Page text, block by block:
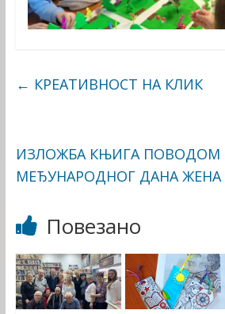
← КРЕАТИВНОСТ НА КЛИК
ИЗЛОЖБА КЊИГА ПОВОДОМ
МЕЂУНАРОДНОГ ДАНА
Повезано